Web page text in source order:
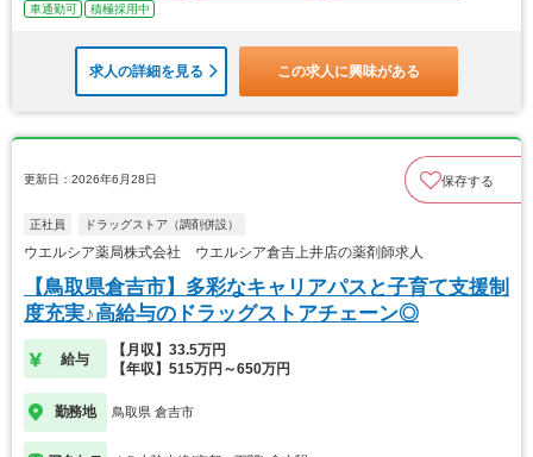
車通勤可
積極採用中
求人の詳細を見る この求人に興味がある
更新日：2026年6月28日 保存する
正社員 ドラッグストア（調剤併設）
ウエルシア薬局株式会社 ウエルシア倉吉上井店の薬剤師求人
【鳥取県倉吉市】多彩なキャリアパスと子育て支援制
度充実♪高給与のドラッグストアチェーン◎
給与
【月収】33.5万円
【年収】515万円～650万円
勤務地 鳥取県 倉吉市